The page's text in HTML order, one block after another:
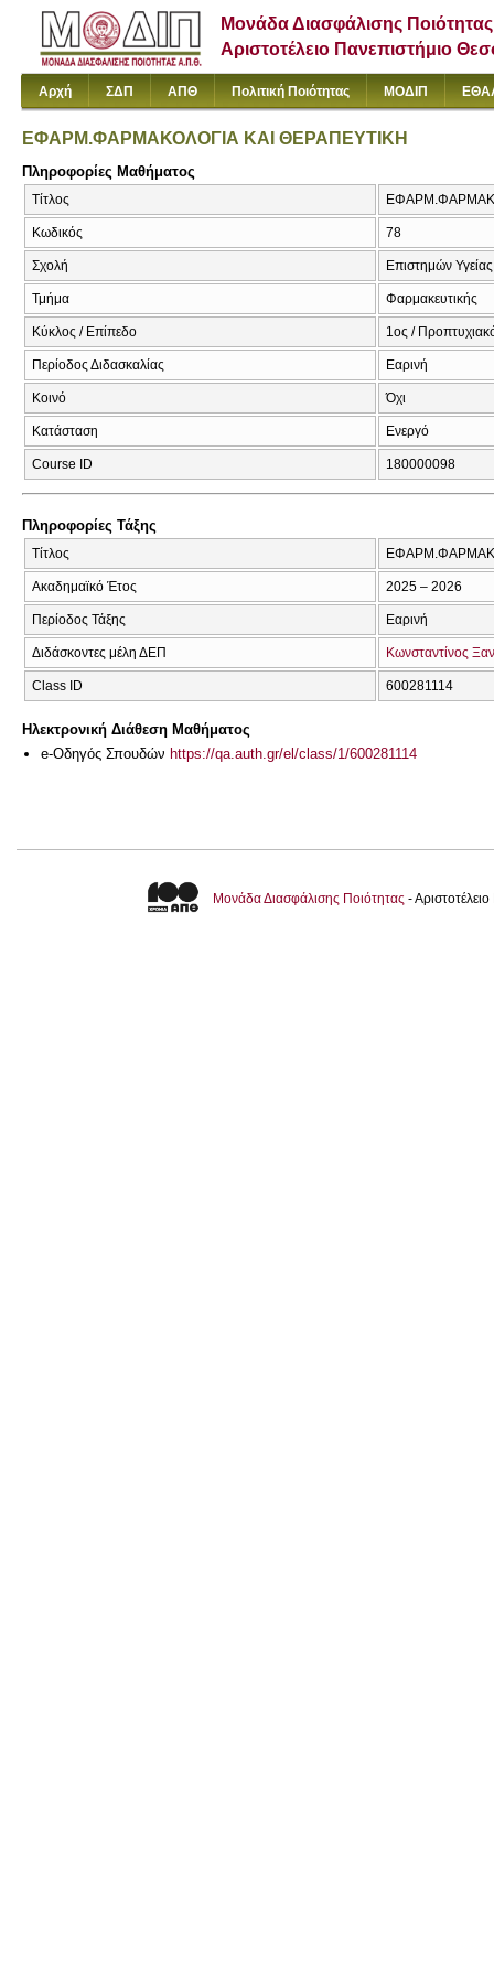
Μονάδα Διασφάλισης Ποιότητας
Αριστοτέλειο Πανεπιστήμιο
Αρχή ΣΔΠ ΑΠΘ Πολιτική Ποιότητας ΜΟΔΙΠ
ΕΦΑΡΜ.ΦΑΡΜΑΚΟΛΟΓΙΑ ΚΑΙ ΘΕΡΑΠΕΥΤΙΚΗ
Πληροφορίες Μαθήματος
Τίτλος
Κωδικός 78
Σχολή Επιστημών Υγείας
Τμήμα Φαρμακευτικής
Κύκλος / Επίπεδο 1ος /
Περίοδος Διδασκαλίας Εαρινή
Κοινό Όχι
Κατάσταση Ενεργό
Course ID 180000098
Πληροφορίες Τάξης
Τίτλος
Ακαδημαϊκό Έτος 2025 – 2026
Περίοδος Τάξης Εαρινή
Διδάσκοντες μέλη ΔΕΠ Κωνσταντίνος
Class ID 600281114
Ηλεκτρονική Διάθεση Μαθήματος
e-Οδηγός Σπουδών https://qa.auth.gr/el/class/1/600281114
Μονάδα Διασφάλισης Ποιότητας -